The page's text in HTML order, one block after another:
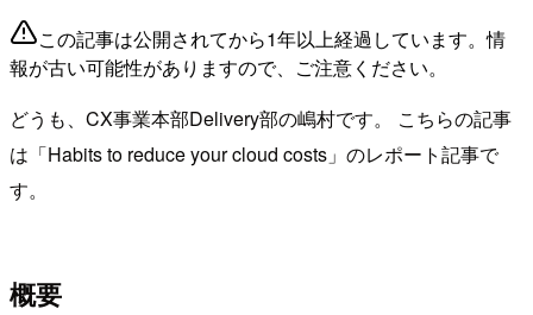
この記事は公開されてから1年以上経過しています。情
報が古い可能性がありますので、ご注意ください。
どうも、CX事業本部Delivery部の嶋村です。 こちらの記事
は「Habits to reduce your cloud costs」のレポート記事で
す。
概要